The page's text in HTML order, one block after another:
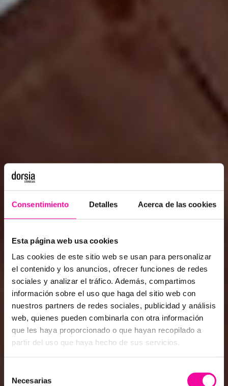
Consentimiento Detalles Acerca de las cookies
Esta página web usa cookies
Las cookies de este sitio web se usan para personalizar
el contenido y los anuncios, ofrecer funciones de redes
sociales y analizar el tráfico. Además, compartimos
información sobre el uso que haga del sitio web con
nuestros partners de redes sociales, publicidad y análisis
web, quienes pueden combinarla con otra información
que les haya proporcionado o que hayan recopilado a
partir del uso que haya hecho de sus servicios.
Necesarias